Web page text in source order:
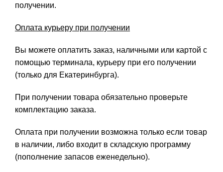
получении.
Оплата курьеру при получении
Вы можете оплатить заказ, наличными или картой с
помощью терминала, курьеру при его получении
(только для Екатеринбурга).
При получении товара обязательно проверьте
комплектацию заказа.
Оплата при получении возможна только если товар
в наличии, либо входит в складскую программу
(пополнение запасов еженедельно).